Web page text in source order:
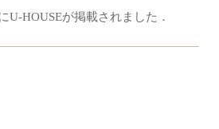
HOUSEが掲載されました．